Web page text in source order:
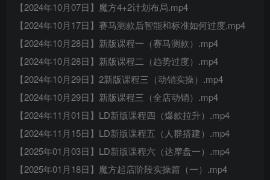
【2024年10月07日】魔方4+2计划布局.mp4
【2024年10月17日】赛马测款后智能和标准如何过度.mp4
【2024年10月28日】新版课程一（赛马测款）.mp4
【2024年10月28日】新版课程二（趋势过度）.mp4
【2024年10月29日】2新版课程三（动销实操）.mp4
【2024年10月29日】新版课程三（全店动销）.mp4
【2024年11月01日】LD新版课程四（爆款拉升）.mp4
【2024年11月15日】LD新版课程五（人群搭建）.mp4
【2025年01月03日】LD新版课程六（达摩盘一）.mp4
【2025年01月18日】魔方起店阶段实操篇（一）.mp4